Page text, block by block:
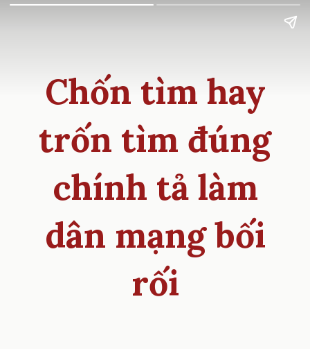
Chốn tìm hay
trốn tìm đúng
chính tả làm
dân mạng bối
rối